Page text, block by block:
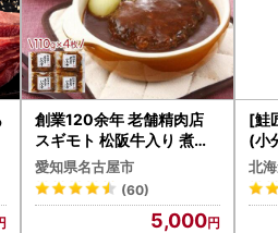
創業120余年 老舗精肉店
スギモト 松阪牛入り 煮込
み ハンバーグ 110g×4枚
惣菜 お取り寄せ グルメ ハ
ンバーグ 冷凍
愛知県名古屋市
(60)
5,000
[鮭
(小
5
北